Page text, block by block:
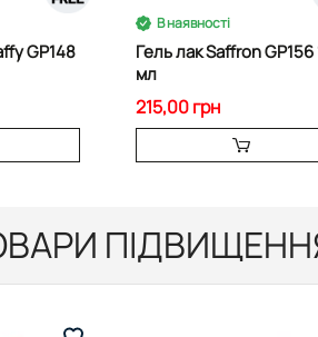
GP148
В наявності
Гель лак Saffron GP156
мл
215,00 грн